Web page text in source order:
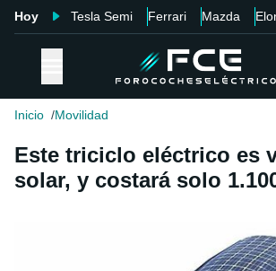
Hoy Tesla Semi Ferrari Mazda
Inicio Movilidad
Este triciclo eléctrico es
solar, y costará solo